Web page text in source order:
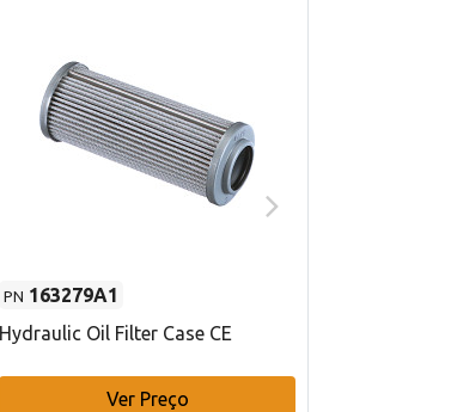
PN 163279A1
Hydraulic Oil Filter Case CE
Ver Preço